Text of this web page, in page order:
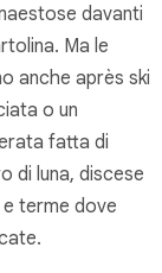
davanti
Ma le
anche après ski
o un
fatta di
di luna, discese
terme dove